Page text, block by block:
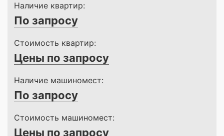
Наличие квартир:
По запросу
Стоимость квартир:
Цены по запросу
Наличие машиномест:
По запросу
Стоимость машиномест:
Цены по запросу